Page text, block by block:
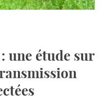
une étude sur